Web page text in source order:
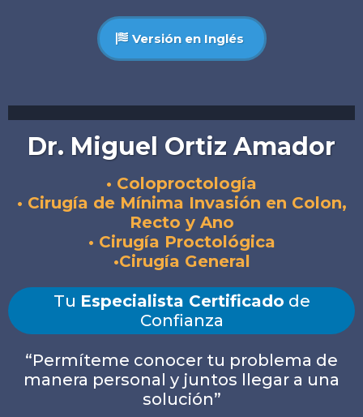
Versión en Inglés
Dr. Miguel Ortiz Amador
• Coloproctología
• Cirugía de Mínima Invasión en Colon,
Recto y Ano
• Cirugía Proctológica
•Cirugía General
Tu Especialista Certificado de
Confianza
“Permíteme conocer tu problema de
manera personal y juntos llegar a una
solución”